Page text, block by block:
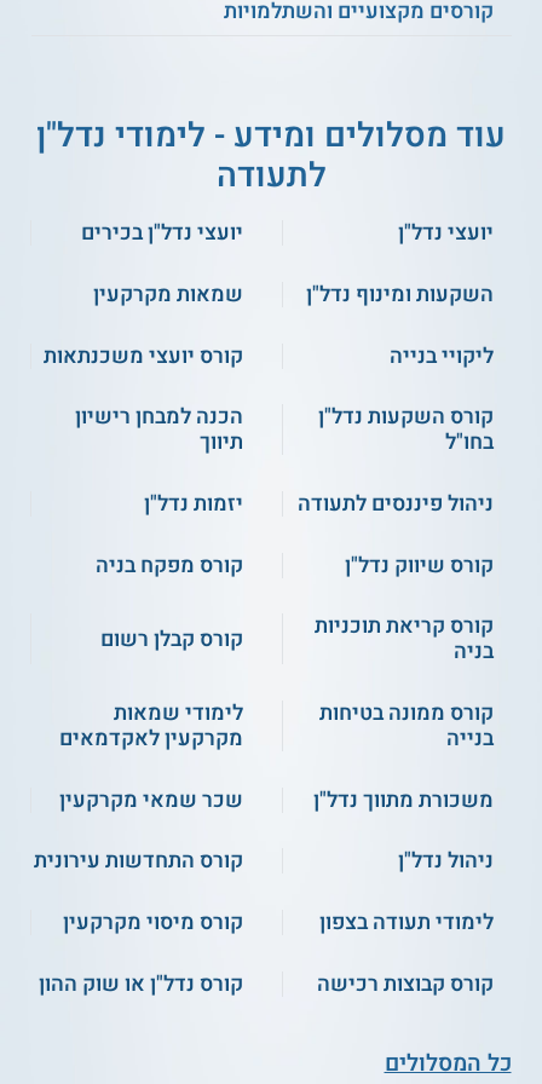
ומתהווים של חדשנות בתחומים הללו. המשתתפים מכירים
כמה זמן לומדים?
IOT.
בנייה מתועשת.
חדשנות בביצוע.
תכנות בשיטת BIM.
דיגיטל ובינה מלאכותית.
טכנולוגיות מתפתחות בנדל"ן.
צעדים ממשלתיים לקידום חדשנות.
סגל
מנהלת הקורס, ד"ר סתונית שמואלי, הינה בעלת דוקטורט בהנדסה
אזרחית, אשר כיהנה בתפקיד סמנכ"לית בכירה לחדשנות במשרד
הבינוי והשיכון. כמו כן, כיהנה בתפקיד מנהלת בכירה בענף
קראו גם על קורס ניהול נדל"ן.
קהל יעד ותנאי קבלה
שברשותם בענפי החדשנות בנדל"ן. תנאי הקבלה לקורס הינם:
איזו תעודה מקבלים?
קורסים מקצועיים והשתלמויות
עוד מסלולים ומידע - לימודי נדל"ן
לתעודה
יועצי נדל"ן
יועצי נדל"ן בכירים
השקעות ומינוף נדל"ן
שמאות מקרקעין
ליקויי בנייה
קורס יועצי משכנתאות
קורס השקעות נדל"ן
בחו"ל
הכנה למבחן רישיון
תיווך
ניהול פיננסים לתעודה
יזמות נדל"ן
קורס שיווק נדל"ן
קורס מפקח בניה
קורס קריאת תוכניות
בניה
קורס קבלן רשום
קורס ממונה בטיחות
בנייה
לימודי שמאות
מקרקעין לאקדמאים
משכורת מתווך נדל"ן
שכר שמאי מקרקעין
ניהול נדל"ן
קורס התחדשות עירונית
לימודי תעודה בצפון
קורס מיסוי מקרקעין
קורס קבוצות רכישה
קורס נדל"ן או שוק ההון
כל המסלולים